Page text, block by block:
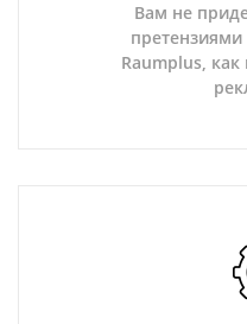
Вам не
Raumplus,